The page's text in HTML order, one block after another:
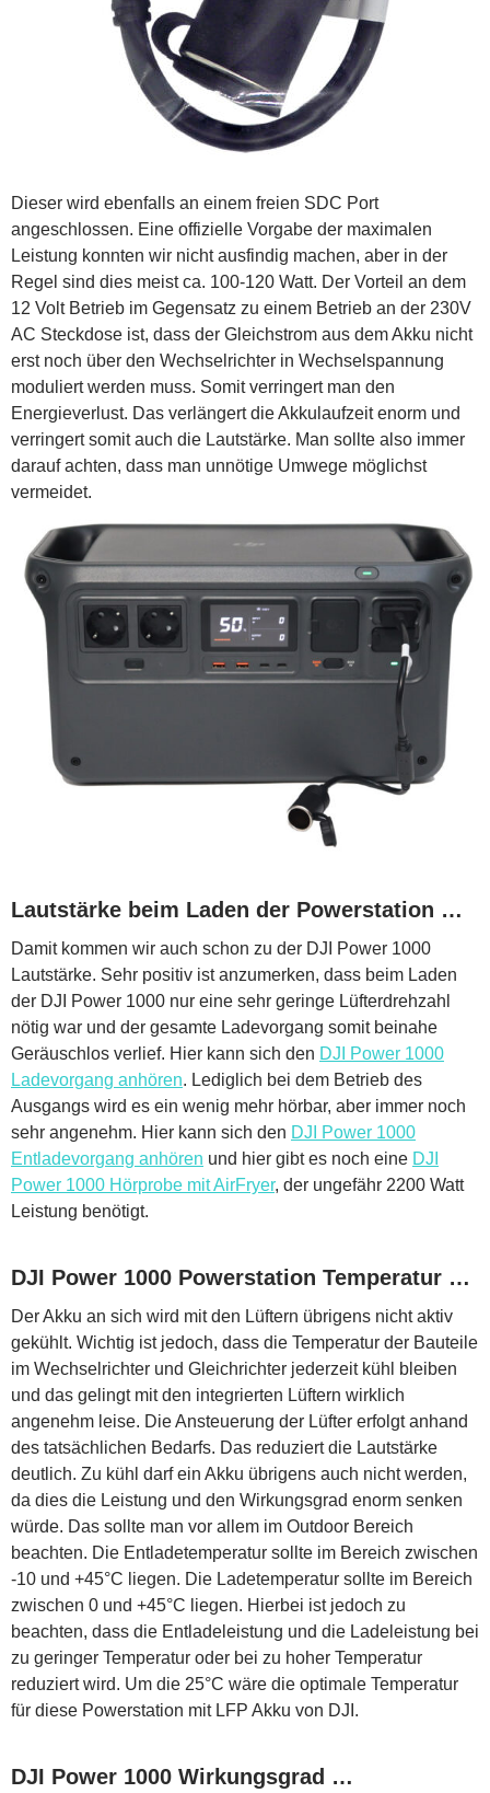
Dieser wird ebenfalls an einem freien SDC Port
angeschlossen. Eine offizielle Vorgabe der maximalen
Leistung konnten wir nicht ausfindig machen, aber in der
Regel sind dies meist ca. 100-120 Watt. Der Vorteil an dem
12 Volt Betrieb im Gegensatz zu einem Betrieb an der 230V
AC Steckdose ist, dass der Gleichstrom aus dem Akku nicht
erst noch über den Wechselrichter in Wechselspannung
moduliert werden muss. Somit verringert man den
Energieverlust. Das verlängert die Akkulaufzeit enorm und
verringert somit auch die Lautstärke. Man sollte also immer
darauf achten, dass man unnötige Umwege möglichst
vermeidet.
Lautstärke beim Laden der Powerstation …
Damit kommen wir auch schon zu der DJI Power 1000
Lautstärke. Sehr positiv ist anzumerken, dass beim Laden
der DJI Power 1000 nur eine sehr geringe Lüfterdrehzahl
nötig war und der gesamte Ladevorgang somit beinahe
Geräuschlos verlief. Hier kann sich den DJI Power 1000
Ladevorgang anhören. Lediglich bei dem Betrieb des
Ausgangs wird es ein wenig mehr hörbar, aber immer noch
sehr angenehm. Hier kann sich den DJI Power 1000
Entladevorgang anhören und hier gibt es noch eine DJI
Power 1000 Hörprobe mit AirFryer, der ungefähr 2200 Watt
Leistung benötigt.
DJI Power 1000 Powerstation Temperatur …
Der Akku an sich wird mit den Lüftern übrigens nicht aktiv
gekühlt. Wichtig ist jedoch, dass die Temperatur der Bauteile
im Wechselrichter und Gleichrichter jederzeit kühl bleiben
und das gelingt mit den integrierten Lüftern wirklich
angenehm leise. Die Ansteuerung der Lüfter erfolgt anhand
des tatsächlichen Bedarfs. Das reduziert die Lautstärke
deutlich. Zu kühl darf ein Akku übrigens auch nicht werden,
da dies die Leistung und den Wirkungsgrad enorm senken
würde. Das sollte man vor allem im Outdoor Bereich
beachten. Die Entladetemperatur sollte im Bereich zwischen
-10 und +45°C liegen. Die Ladetemperatur sollte im Bereich
zwischen 0 und +45°C liegen. Hierbei ist jedoch zu
beachten, dass die Entladeleistung und die Ladeleistung bei
zu geringer Temperatur oder bei zu hoher Temperatur
reduziert wird. Um die 25°C wäre die optimale Temperatur
für diese Powerstation mit LFP Akku von DJI.
DJI Power 1000 Wirkungsgrad …